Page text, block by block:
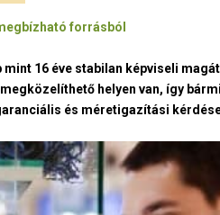
forrásból
mint 16 éve stabilan képviseli
helyen van, így
és méretigazítási